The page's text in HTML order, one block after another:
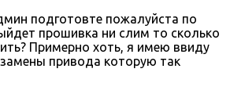
подготовте пожалуйста по
прошивка ни слим то сколько
Примерно хоть, я имею ввиду
привода которую так